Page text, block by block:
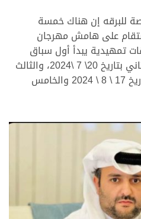
للبرقه إن هناك خمسة
ستقام على هامش مهرجان
تمهيدية يبدأ أول سباق
منها بتاريخ 6 / 7 / 2024، والثاني بتاريخ 20\ 7 \2024، والثالث
بتاريخ 3 \ 8 \ 2024 والرابع بتاريخ 17 \ 8 \ 2024 والخامس